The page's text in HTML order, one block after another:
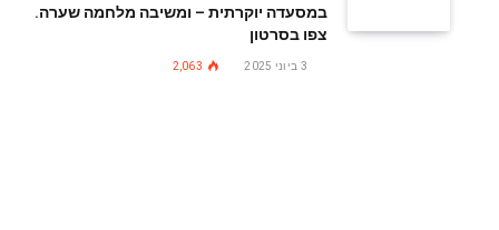
במסעדה יוקרתית – ומשיבה מלחמה שערה.
צפו בסרטון
3 ביוני 2025 2,063